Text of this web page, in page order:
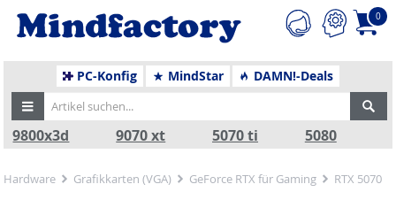
0
PC-Konfig MindStar DAMN!-Deals
9800x3d 9070 xt 5070 ti 5080
Hardware Grafikkarten (VGA) GeForce RTX für Gaming RTX 5070